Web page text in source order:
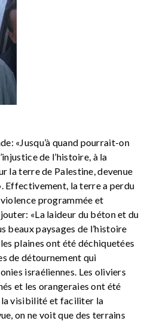
«Jusqu’à quand pourrait-on
de l’histoire, à la
la terre de Palestine, devenue
Effectivement, la terre a perdu
programmée et
«La laideur du béton et du
beaux paysages de l’histoire
plaines ont été déchiquetées
de détournement qui
israéliennes. Les oliviers
et les orangeraies ont été
visibilité et faciliter la
on ne voit que des terrains